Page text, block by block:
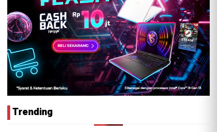
Trending